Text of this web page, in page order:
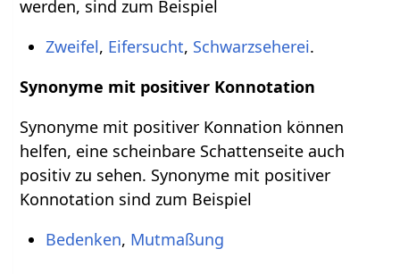
werden, sind zum Beispiel
Zweifel, Eifersucht, Schwarzseherei.
Synonyme mit positiver Konnotation
Synonyme mit positiver Konnation können
helfen, eine scheinbare Schattenseite auch
positiv zu sehen. Synonyme mit positiver
Konnotation sind zum Beispiel
Bedenken, Mutmaßung